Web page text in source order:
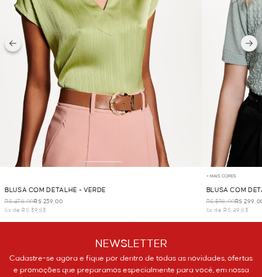
BLUSA COM DETALHE - VERDE
R$ 478,00R$ 239,00
6x de R$ 39,83
+ MAIS CORES
BLUSA COM
R$ 598,00R$
6x de R$ 49,83
NEWSLETTER
Cadastre-se agora e fique por dentro de todas as novidades, ofertas
e promoções que preparamos especialmente para você, em nossa